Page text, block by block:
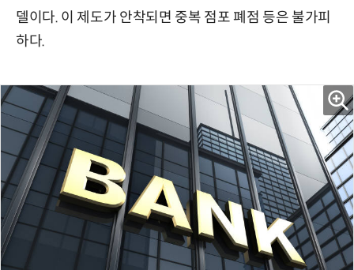
델이다. 이 제도가 안착되면 중복 점포 폐점 등은 불가피
하다.